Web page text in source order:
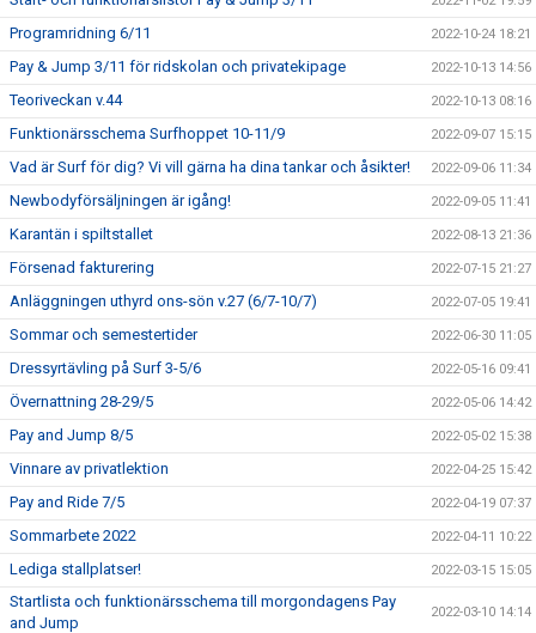
Programridning 6/11 2022-10-24 18:21
Pay & Jump 3/11 för ridskolan och privatekipage 2022-10-13 14:56
Teoriveckan v.44 2022-10-13 08:16
Funktionärsschema Surfhoppet 10-11/9 2022-09-07 15:15
Vad är Surf för dig? Vi vill gärna ha dina tankar och åsikter! 2022-09-06 11:34
Newbodyförsäljningen är igång! 2022-09-05 11:41
Karantän i spiltstallet 2022-08-13 21:36
Försenad fakturering 2022-07-15 21:27
Anläggningen uthyrd ons-sön v.27 (6/7-10/7) 2022-07-05 19:41
Sommar och semestertider 2022-06-30 11:05
Dressyrtävling på Surf 3-5/6 2022-05-16 09:41
Övernattning 28-29/5 2022-05-06 14:42
Pay and Jump 8/5 2022-05-02 15:38
Vinnare av privatlektion 2022-04-25 15:42
Pay and Ride 7/5 2022-04-19 07:37
Sommarbete 2022 2022-04-11 10:22
Lediga stallplatser! 2022-03-15 15:05
Startlista och funktionärsschema till morgondagens Pay
and Jump
2022-03-10 14:14